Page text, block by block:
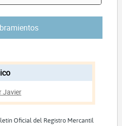
Javier
Oficial del Registro Mercantil